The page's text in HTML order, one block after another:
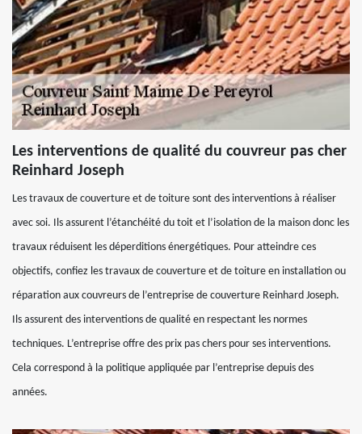
Les interventions de qualité du couvreur pas cher
Reinhard Joseph
Les travaux de couverture et de toiture sont des interventions à réaliser
avec soi. Ils assurent l’étanchéité du toit et l’isolation de la maison donc les
travaux réduisent les déperditions énergétiques. Pour atteindre ces
objectifs, confiez les travaux de couverture et de toiture en installation ou
réparation aux couvreurs de l’entreprise de couverture Reinhard Joseph.
Ils assurent des interventions de qualité en respectant les normes
techniques. L’entreprise offre des prix pas chers pour ses interventions.
Cela correspond à la politique appliquée par l’entreprise depuis des
années.